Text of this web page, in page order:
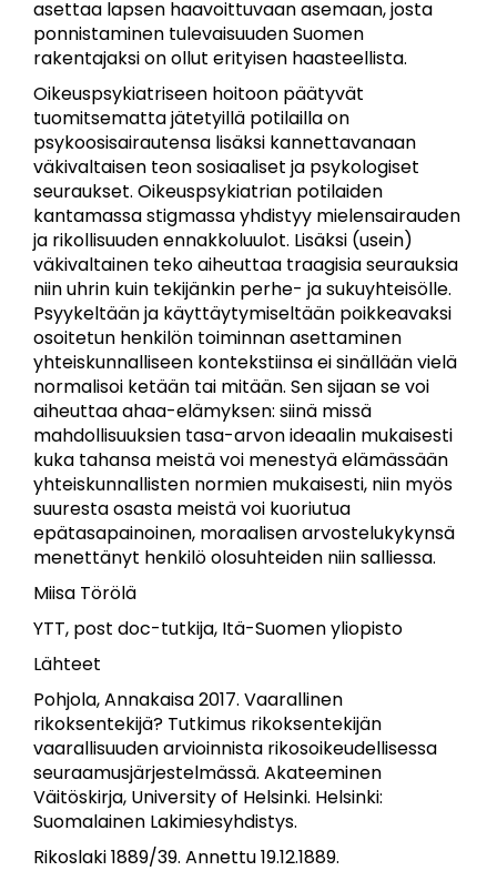
asettaa lapsen haavoittuvaan asemaan, josta
ponnistaminen tulevaisuuden Suomen
rakentajaksi on ollut erityisen haasteellista.
Oikeuspsykiatriseen hoitoon päätyvät
tuomitsematta jätetyillä potilailla on
psykoosisairautensa lisäksi kannettavanaan
väkivaltaisen teon sosiaaliset ja psykologiset
seuraukset. Oikeuspsykiatrian potilaiden
kantamassa stigmassa yhdistyy mielensairauden
ja rikollisuuden ennakkoluulot. Lisäksi (usein)
väkivaltainen teko aiheuttaa traagisia seurauksia
niin uhrin kuin tekijänkin perhe- ja sukuyhteisölle.
Psyykeltään ja käyttäytymiseltään poikkeavaksi
osoitetun henkilön toiminnan asettaminen
yhteiskunnalliseen kontekstiinsa ei sinällään vielä
normalisoi ketään tai mitään. Sen sijaan se voi
aiheuttaa ahaa-elämyksen: siinä missä
mahdollisuuksien tasa-arvon ideaalin mukaisesti
kuka tahansa meistä voi menestyä elämässään
yhteiskunnallisten normien mukaisesti, niin myös
suuresta osasta meistä voi kuoriutua
epätasapainoinen, moraalisen arvostelukykynsä
menettänyt henkilö olosuhteiden niin salliessa.
Miisa Törölä
YTT, post doc-tutkija, Itä-Suomen yliopisto
Lähteet
Pohjola, Annakaisa 2017. Vaarallinen
rikoksentekijä? Tutkimus rikoksentekijän
vaarallisuuden arvioinnista rikosoikeudellisessa
seuraamusjärjestelmässä. Akateeminen
Väitöskirja, University of Helsinki. Helsinki:
Suomalainen Lakimiesyhdistys.
Rikoslaki 1889/39. Annettu 19.12.1889.